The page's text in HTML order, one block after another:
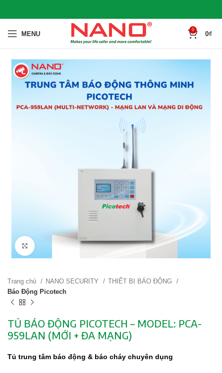
MENU
0
0₫
Click to enlarge
Trang chủ NANO SECURITY
THIẾT BỊ BÁO ĐỘNG
Báo Động Picotech
TỦ BÁO ĐỘNG PICOTECH – MODEL: PCA-
959LAN (MỚI + ĐA MẠNG)
Tủ trung tâm báo động & báo cháy chuyên dụng